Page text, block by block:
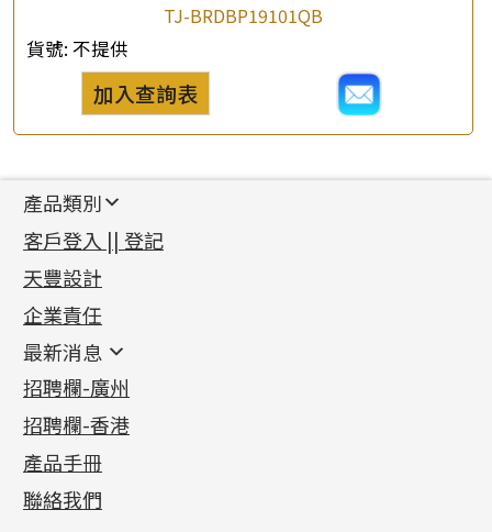
TJ-BRDBP19101QB
貨號: 不提供
加入查詢表
產品類別
新產品
足金系列
足金配件
機織鏈系列
珠仔鏈
镶口链
管狀網鏈
十字車花鏈系列
十字閃O鏈系列
十字錘打鏈系列
側身車花鏈系列
側身鏈系列
首飾配件
耳環類配件
卷迫系列
螺絲迫系列
梅花迫系列
平臺迫系列
綫拍系列
美拍系列
鏈類配件
動感車花吊墜
調節珠系列
生圈扣系列
龍蝦扣系列
鴨俐制系列
其他類配件
珠盤系列
袖口鈕系列
焊片及鐳射綫
空心車花管
珠類配件
無孔光身珠
空心光身珠
無孔批花珠
鑲口類
四爪頭系列
六爪頭系列
車花片
動感車花片
鑲口戒指
鑲口手鏈系列
首飾系列
手镯系列
戒指系列
空心耳環
空心车花管首饰链
空心手鐲系列
貴金屬原料
千足金
記憶金屬系列
記憶戒指
拉簧珠珠手鏈
記憶鈦手鐲
客戶登入 || 登記
天豐設計
企業責任
最新消息
最新消息
各項證書(2)
相片集(9)
展覽會資訊
最新產品資訊
招聘欄-廣州
招聘欄-香港
產品手冊
聯絡我們